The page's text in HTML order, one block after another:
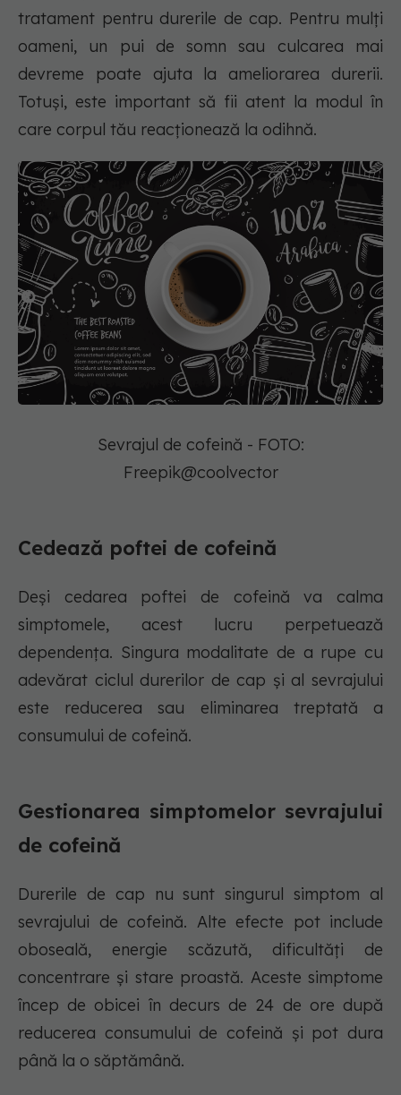
tratament pentru durerile de cap. Pentru mulți
oameni, un pui de somn sau culcarea mai
devreme poate ajuta la ameliorarea durerii.
Totuși, este important să fii atent la modul în
care corpul tău reacționează la odihnă.
Sevrajul de cofeină - FOTO:
Freepik@coolvector
Cedează poftei de cofeină
Deși cedarea poftei de cofeină va calma
simptomele, acest lucru perpetuează
dependența. Singura modalitate de a rupe cu
adevărat ciclul durerilor de cap și al sevrajului
este reducerea sau eliminarea treptată a
consumului de cofeină.
Gestionarea simptomelor sevrajului
de cofeină
Durerile de cap nu sunt singurul simptom al
sevrajului de cofeină. Alte efecte pot include
oboseală, energie scăzută, dificultăți de
concentrare și stare proastă. Aceste simptome
încep de obicei în decurs de 24 de ore după
reducerea consumului de cofeină și pot dura
până la o săptămână.